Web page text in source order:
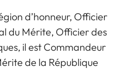
d’honneur, Officier
du Mérite, Officier des
il est Commandeur
de la République